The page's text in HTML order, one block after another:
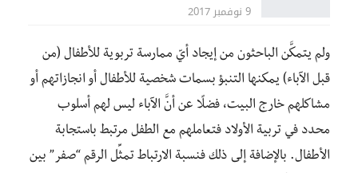
9 نوفمبر 2017
ولم يتمكَّن الباحثون من إيجاد أيّ ممارسة تربوية للأطفال (من
قبل الآباء) يمكنها التنبؤ بسمات شخصية للأطفال أو انجازاتهم أو
مشاكلهم خارج البيت، فضلًا عن أنَّ الآباء ليس لهم أسلوب
محدد في تربية الأولاد فتعاملهم مع الطفل مرتبط باستجابة
الأطفال. بالإضافة إلى ذلك فنسبة الارتباط تمثِّل الرقم “صفر” بين